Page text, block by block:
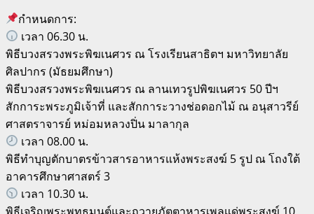
กำหนดการ:
เวลา 06.30 น.
พิธีบวงสรวงพระพิฆเนศวร ณ โรงเรียนสาธิตฯ มหาวิทยาลัย
ศิลปากร (มัธยมศึกษา)
พิธีบวงสรวงพระพิฆเนศวร ณ ลานเทวรูปพิฆเนศวร 50 ปีฯ
สักการะพระภูมิเจ้าที่ และสักการะวางช่อดอกไม้ ณ อนุสาวรีย์
ศาสตราจารย์ หม่อมหลวงปิ่น มาลากุล
เวลา 08.00 น.
พิธีทำบุญตักบาตรข้าวสารอาหารแห้งพระสงฆ์ 5 รูป ณ โถงใต้
อาคารศึกษาศาสตร์ 3
เวลา 10.30 น.